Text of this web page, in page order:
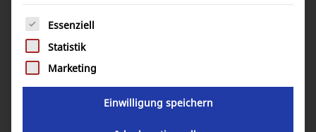
6,80 € inkl. 0% MwSt.
8,09€inkl. 19% MwSt.
34021-10103
Es folgt eine Liste der Service-Gruppen, für die eine
Essenziell
Statistik
Marketing
Einwilligung speichern